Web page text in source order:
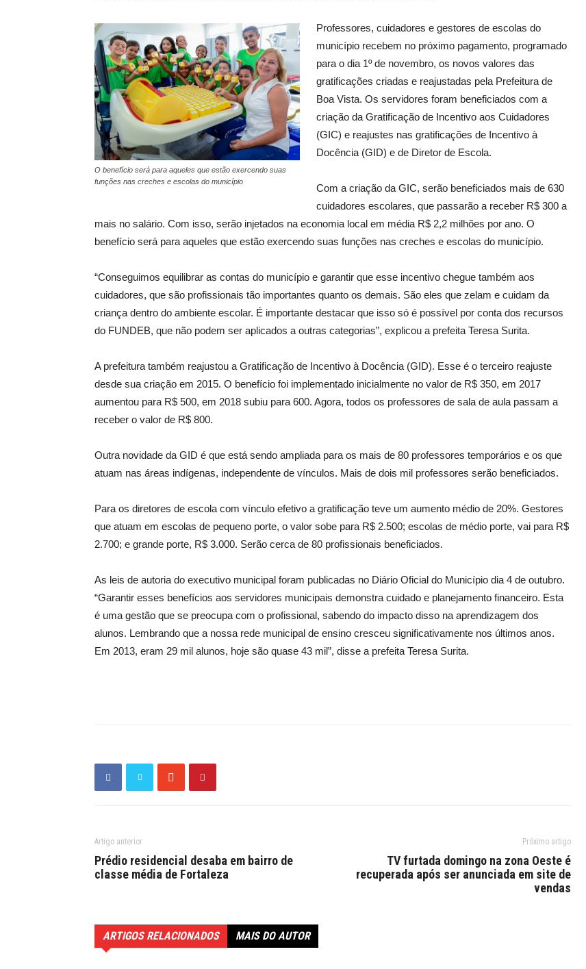
O benefício será para aqueles que estão exercendo suas
funções nas creches e escolas do município
Professores, cuidadores e gestores de escolas do
município recebem no próximo pagamento, programado
para o dia 1º de novembro, os novos valores das
gratificações criadas e reajustadas pela Prefeitura de
Boa Vista. Os servidores foram beneficiados com a
criação da Gratificação de Incentivo aos Cuidadores
(GIC) e reajustes nas gratificações de Incentivo à
Docência (GID) e de Diretor de Escola.
Com a criação da GIC, serão beneficiados mais de 630
cuidadores escolares, que passarão a receber R$ 300 a
mais no salário. Com isso, serão injetados na economia local em média R$ 2,2 milhões por ano. O
benefício será para aqueles que estão exercendo suas funções nas creches e escolas do município.
“Conseguimos equilibrar as contas do município e garantir que esse incentivo chegue também aos
cuidadores, que são profissionais tão importantes quanto os demais. São eles que zelam e cuidam da
criança dentro do ambiente escolar. É importante destacar que isso só é possível por conta dos recursos
do FUNDEB, que não podem ser aplicados a outras categorias”, explicou a prefeita Teresa Surita.
A prefeitura também reajustou a Gratificação de Incentivo à Docência (GID). Esse é o terceiro reajuste
desde sua criação em 2015. O benefício foi implementado inicialmente no valor de R$ 350, em 2017
aumentou para R$ 500, em 2018 subiu para 600. Agora, todos os professores de sala de aula passam a
receber o valor de R$ 800.
Outra novidade da GID é que está sendo ampliada para os mais de 80 professores temporários e os que
atuam nas áreas indígenas, independente de vínculos. Mais de dois mil professores serão beneficiados.
Para os diretores de escola com vínculo efetivo a gratificação teve um aumento médio de 20%. Gestores
que atuam em escolas de pequeno porte, o valor sobe para R$ 2.500; escolas de médio porte, vai para R$
2.700; e grande porte, R$ 3.000. Serão cerca de 80 profissionais beneficiados.
As leis de autoria do executivo municipal foram publicadas no Diário Oficial do Município dia 4 de outubro.
“Garantir esses benefícios aos servidores municipais demonstra cuidado e planejamento financeiro. Esta
é uma gestão que se preocupa com o profissional, sabendo do impacto disso na aprendizagem dos
alunos. Lembrando que a nossa rede municipal de ensino cresceu significativamente nos últimos anos.
Em 2013, eram 29 mil alunos, hoje são quase 43 mil”, disse a prefeita Teresa Surita.
Artigo anterior
Prédio residencial desaba em bairro de
classe média de Fortaleza
Próximo artigo
TV furtada domingo na zona Oeste é
recuperada após ser anunciada em site de
vendas
ARTIGOS RELACIONADOS MAIS DO AUTOR